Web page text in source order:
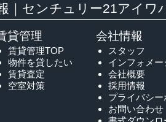
｜センチュリー21アイワ
貸管理
賃貸管理TOP
物件を貸したい
賃貸査定
空室対策
会社情報
スタッフ
インフォメー
会社概要
採用情報
プライバシー
お問い合わせ